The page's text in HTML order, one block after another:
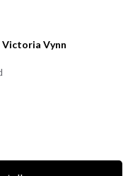
Victoria Vynn